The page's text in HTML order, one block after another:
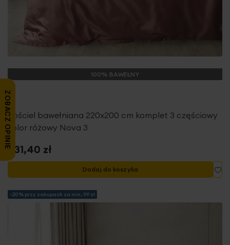
100% BAWEŁNY
Pościel bawełniana 220x200 cm komplet 3 częściowy
kolor różowy Nova 3
231,40 zł
Dodaj do koszyka
-20% przy zakupach za min. 99 zł
ZOBACZ OPINIE